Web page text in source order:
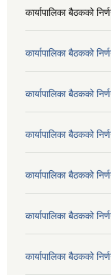
कार्यापालिका बैठकको
कार्यापालिका बैठकको
कार्यापालिका बैठकको
कार्यापालिका बैठकको
कार्यापालिका बैठकको
कार्यापालिका बैठकको
कार्यापालिका बैठकको